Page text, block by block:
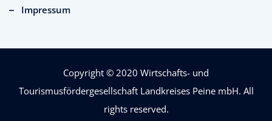
Impressum
Copyright © 2020 Wirtschafts- und
Tourismusfördergesellschaft Landkreises Peine mbH. All
rights reserved.